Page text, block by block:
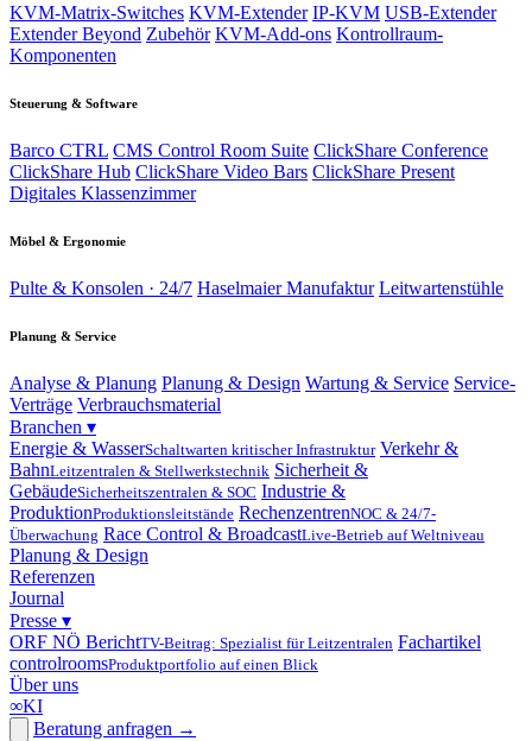
KVM-Matrix-Switches KVM-Extender IP-KVM USB-Extender
Extender Beyond Zubehör KVM-Add-ons Kontrollraum-
Komponenten
Steuerung & Software
Barco CTRL CMS Control Room Suite ClickShare Conference
ClickShare Hub ClickShare Video Bars ClickShare Present
Digitales Klassenzimmer
Möbel & Ergonomie
Pulte & Konsolen · 24/7 Haselmaier Manufaktur Leitwartenstühle
Planung & Service
Analyse & Planung Planung & Design Wartung & Service Service-
Verträge Verbrauchsmaterial
Branchen ▾
Energie & WasserSchaltwarten kritischer Infrastruktur Verkehr &
BahnLeitzentralen & Stellwerkstechnik Sicherheit &
GebäudeSicherheitszentralen & SOC Industrie &
ProduktionProduktionsleitstände RechenzentrenNOC & 24/7-
Überwachung Race Control & BroadcastLive-Betrieb auf Weltniveau
Planung & Design
Referenzen
Journal
Presse ▾
ORF NÖ BerichtTV-Beitrag: Spezialist für Leitzentralen Fachartikel
controlroomsProduktportfolio auf einen Blick
Über uns
∞KI
Beratung anfragen →